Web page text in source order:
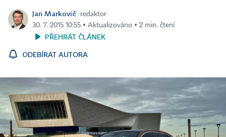
Jan Markovič
redaktor
30. 7. 2015 10:55 ▪ Aktualizováno ▪ 2 min. čtení
PŘEHRÁT ČLÁNEK
ODEBÍRAT AUTORA